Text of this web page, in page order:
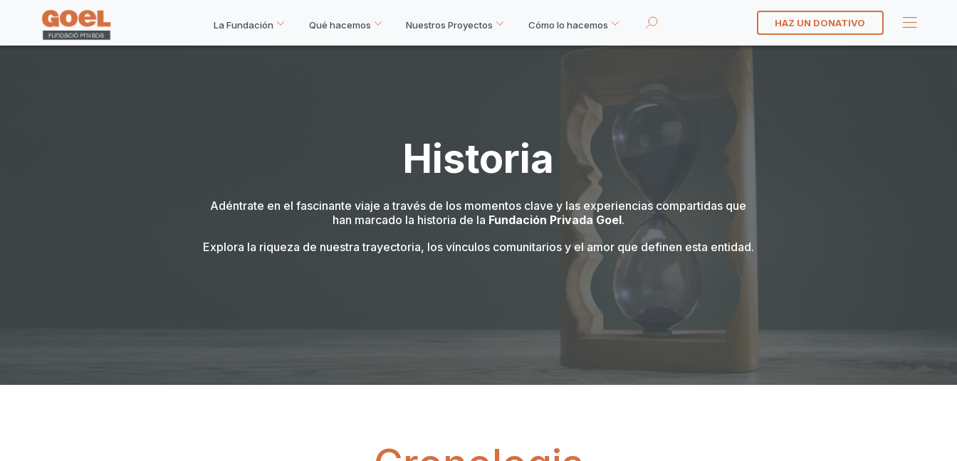
La Fundación Qué hacemos Nuestros Proyectos Cómo lo hacemos HAZ UN DONATIVO
Historia
Adéntrate en el fascinante viaje a través de los momentos clave y las experiencias compartidas que
han marcado la historia de la Fundación Privada Goel.
Explora la riqueza de nuestra trayectoria, los vínculos comunitarios y el amor que definen esta entidad.